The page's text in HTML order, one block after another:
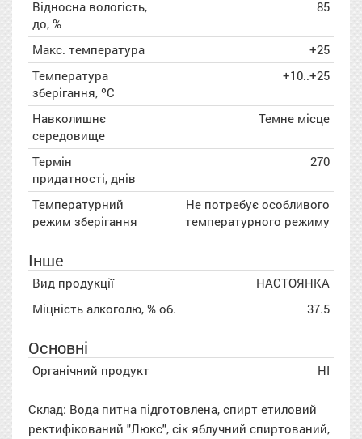
Відносна вологість,
до, %
85
Макс. температура
+25
Температура
зберігання, ºC
+10..+25
Навколишнє
середовище
Темне місце
Термін
придатності, днів
270
Температурний
режим зберігання
Не потребує особливого
температурного режиму
Інше
Вид продукції
НАСТОЯНКА
Міцність алкоголю, % об.
37.5
Основні
Органічний продукт НІ
Склад: Вода питна підготовлена, спирт етиловий
ректифікований "Люкс", сік яблучний спиртований,